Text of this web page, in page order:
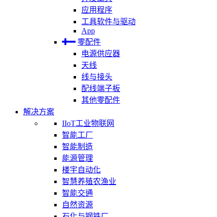
应用程序
工具软件与驱动
App
零配件
电源供应器
天线
线与接头
配线端子板
其他零配件
解决方案
IIoT工业物联网
智能工厂
智能制造
能源管理
楼宇自动化
智慧养殖农渔业
智能交通
自然资源